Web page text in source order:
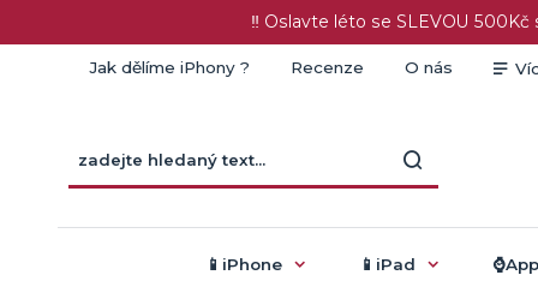
‼️ Oslavte léto se SLEVOU
Jak dělíme iPhony ? Recenze O nás
📱iPhone 📱iPad